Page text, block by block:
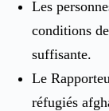
Les
conditions
suffisante.
Le
réfugiés